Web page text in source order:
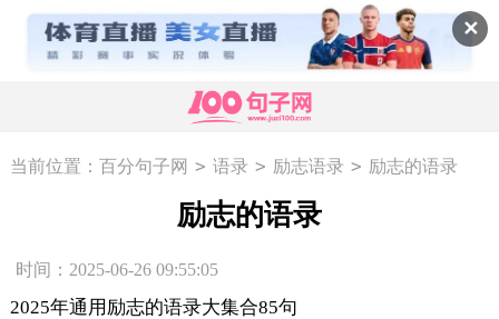
✕
当前位置： 百分句子网 > 语录 > 励志语录 > 励志的语录
励志的语录
时间：2025-06-26 09:55:05
2025年通用励志的语录大集合85句